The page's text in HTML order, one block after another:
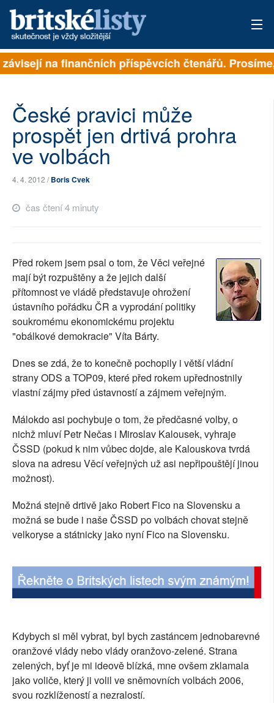
PŘIHLÁSIT
ARCHIV
ROZHOVORY
TÉMATA
NEJČTENĚJŠÍ ZA 7 DNÍ
PŘÍSPĚVKY NA PROVOZ
SOCIÁLNÍ SÍTĚ
RUBRIKY
na finančních příspěvcích čtenářů.
České pravici může
prospět jen drtivá prohra
ve volbách
4. 4. 2012 /Boris Cvek
čas čtení 4 minuty
Před rokem jsem psal o tom, že Věci veřejné
mají být rozpuštěny a že jejich další
přítomnost ve vládě představuje ohrožení
ústavního pořádku ČR a vyprodání politiky
soukromému ekonomickému projektu
"obálkové demokracie" Víta Bárty.
Dnes se zdá, že to konečně pochopily i větší vládní
strany ODS a TOP09, které před rokem upřednostnily
vlastní zájmy před ústavností a zájmem veřejným.
Málokdo asi pochybuje o tom, že předčasné volby, o
nichž mluví Petr Nečas i Miroslav Kalousek, vyhraje
ČSSD (pokud k nim vůbec dojde, ale Kalouskova tvrdá
slova na adresu Věcí veřejných už asi nepřipouštějí jinou
možnost).
Možná stejně drtivě jako Robert Fico na Slovensku a
možná se bude i naše ČSSD po volbách chovat stejně
velkoryse a státnicky jako nyní Fico na Slovensku.
Kdybych si měl vybrat, byl bych zastáncem jednobarevné
oranžové vlády nebo vlády oranžovo-zelené. Strana
zelených, byť je mi ideově blízká, mne ovšem zklamala
jako voliče, který ji volil ve sněmovních volbách 2006,
svou rozklížeností a nezralostí.